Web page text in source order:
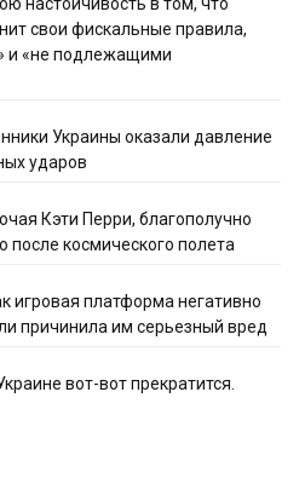
свои фискальные правила,
и «не подлежащими
Украины оказали давление
ударов
Кэти Перри, благополучно
космического полета
игровая платформа негативно
причинила им серьезный вред
вот-вот прекратится.